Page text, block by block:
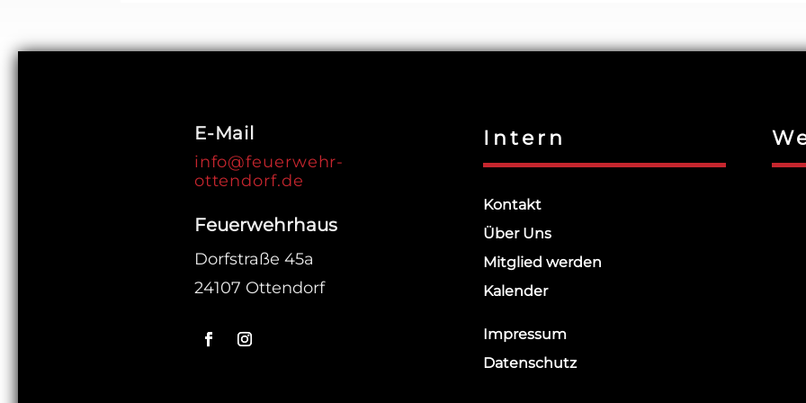
E-Mail
info@feuerwehr-
ottendorf.de
Feuerwehrhaus
Dorfstraße 45a
24107 Ottendorf
Intern
Kontakt
Über Uns
Mitglied werden
Kalender
Impressum
Datenschutz